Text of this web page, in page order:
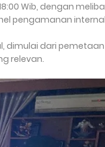
Wib, dengan
pengamanan
dimulai dari pemetaan
relevan.